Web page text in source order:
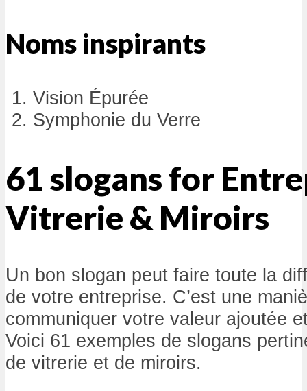
Noms inspirants
Vision Épurée
Symphonie du Verre
61 slogans for
Vitrerie & Miroirs
Un bon slogan peut faire toute la
de votre entreprise. C’est une
communiquer votre valeur ajoutée
Voici 61 exemples de slogans
de vitrerie et de miroirs.